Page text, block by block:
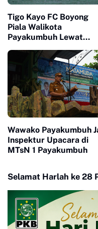
Tigo Kayo FC Boyong
Piala Walikota
Payakumbuh Lewat
Wawako Payakumbuh
Inspektur Upacara di
MTsN 1 Payakumbuh
Selamat Harlah ke 28